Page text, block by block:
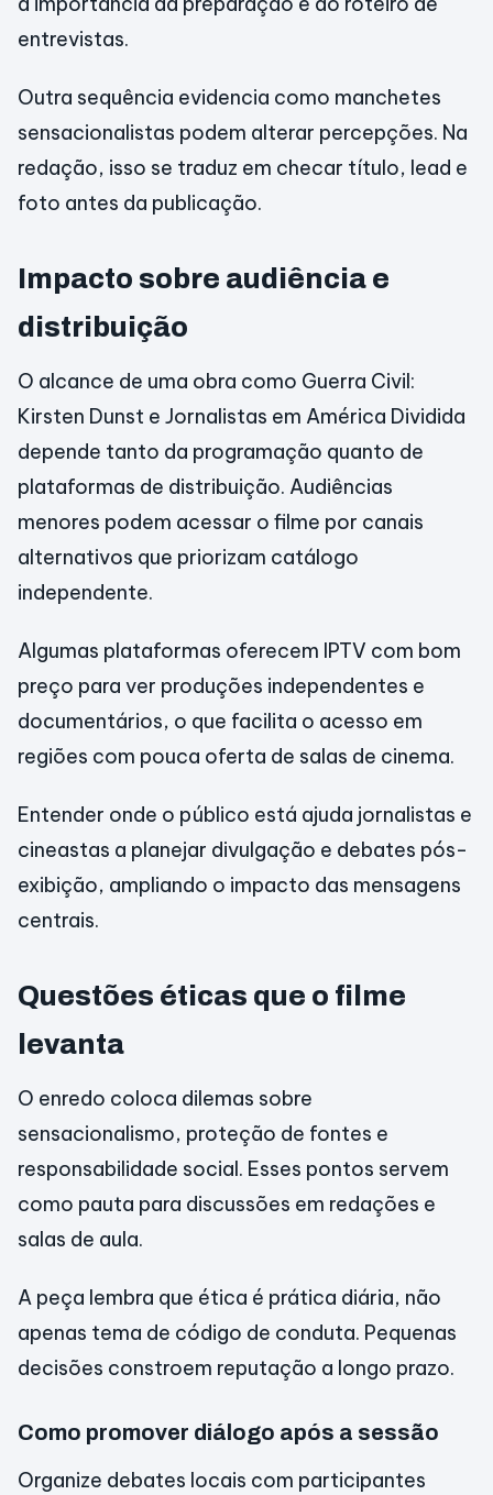
entrevistas.
Outra sequência evidencia como manchetes
sensacionalistas podem alterar percepções. Na
redação, isso se traduz em checar título, lead e
foto antes da publicação.
Impacto sobre audiência e
distribuição
O alcance de uma obra como Guerra Civil:
Kirsten Dunst e Jornalistas em América Dividida
depende tanto da programação quanto de
plataformas de distribuição. Audiências
menores podem acessar o filme por canais
alternativos que priorizam catálogo
independente.
Algumas plataformas oferecem IPTV com bom
preço para ver produções independentes e
documentários, o que facilita o acesso em
regiões com pouca oferta de salas de cinema.
Entender onde o público está ajuda jornalistas e
cineastas a planejar divulgação e debates pós-
exibição, ampliando o impacto das mensagens
centrais.
Questões éticas que o filme
levanta
O enredo coloca dilemas sobre
sensacionalismo, proteção de fontes e
responsabilidade social. Esses pontos servem
como pauta para discussões em redações e
salas de aula.
A peça lembra que ética é prática diária, não
apenas tema de código de conduta. Pequenas
decisões constroem reputação a longo prazo.
Como promover diálogo após a sessão
Organize debates locais com participantes